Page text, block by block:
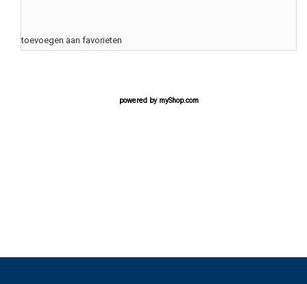
toevoegen aan favorieten
powered by myShop.com